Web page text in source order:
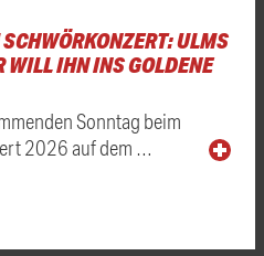
ULMS
WILL IHN INS GOLDENE
Sonntag beim
2026 auf dem …